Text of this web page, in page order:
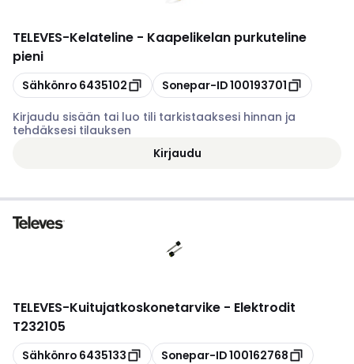
TELEVES-Kelateline - Kaapelikelan purkuteline
pieni
Kopioi
Sähkönro 6435102 Kopioi
Sonepar-ID100193701
Kirjaudu sisään tai luo tili tarkistaaksesi hinnan ja
tehdäksesi tilauksen
Kirjaudu
TELEVES-Kuitujatkoskonetarvike - Elektrodit
T232105
Kopioi
Sähkönro 6435133 Kopioi
Sonepar-ID100162768